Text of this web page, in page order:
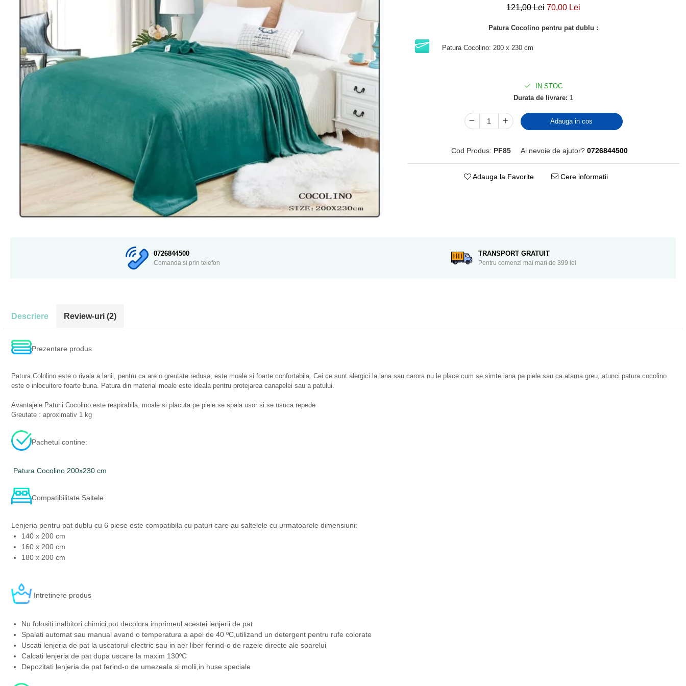
Lenjerii Creponate
Lenjerii de finet Iprimate Digital
Lenjerii de pat Bumbac 100%
Lenjerii de pat Finet + 2 Draperii
Lenjerii de pat Saten 4 piese cu
elastic
121,00 Lei 70,00 Lei
Patura Cocolino pentru pat dublu :
Patura Cocolino: 200 x 230 cm
IN STOC
Durata de livrare: 1
Adauga in cos
Cod Produs: PF85 Ai nevoie de ajutor? 0726844500
Adauga la Favorite Cere informatii
0726844500
Comanda si prin telefon
TRANSPORT GRATUIT
Pentru comenzi mai mari de 399 lei
Descriere Review-uri (2)
Prezentare produs
Patura Cololino este o rivala a lanii, pentru ca are o greutate redusa, este moale si foarte confortabila. Cei ce sunt alergici la lana sau carora nu le place cum se simte lana pe piele sau ca atarna greu, atunci patura cocolino
este o inlocuitore foarte buna. Patura din material moale este ideala pentru protejarea canapelei sau a patului.
Avantajele Paturii Cocolino:este respirabila, moale si placuta pe piele se spala usor si se usuca repede
Greutate : aproximativ 1 kg
Pachetul contine:
Patura Cocolino 200x230 cm
Compatibilitate Saltele
Lenjeria pentru pat dublu cu 6 piese este compatibila cu paturi care au saltelele cu urmatoarele dimensiuni:
140 x 200 cm
160 x 200 cm
180 x 200 cm
Intretinere produs
Nu folositi inalbitori chimici,pot decolora imprimeul acestei lenjerii de pat
Spalati automat sau manual avand o temperatura a apei de 40 ºC,utilizand un detergent pentru rufe colorate
Uscati lenjeria de pat la uscatorul electric sau in aer liber ferind-o de razele directe ale soarelui
Calcati lenjeria de pat dupa uscare la maxim 130ºC
Depozitati lenjeria de pat ferind-o de umezeala si molii,in huse speciale